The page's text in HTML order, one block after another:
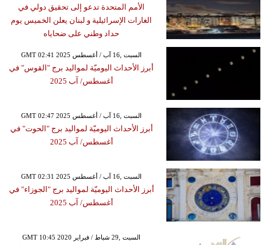
الأمم المتحدة تدعو إلى تحقيق دولي في
الغارات الإسرائيلية و لبنان يعلن الخميس يوم
حداد وطني على ضحاياه
GMT 02:41 2025 السبت ,16 آب / أغسطس
أبرز الأحداث اليوميّة لمواليد برج "القوس" في
أغسطس/ آب 2025
GMT 02:47 2025 السبت ,16 آب / أغسطس
أبرز الأحداث اليوميّة لمواليد برج "الحوت" في
أغسطس/ آب 2025
GMT 02:31 2025 السبت ,16 آب / أغسطس
أبرز الأحداث اليوميّة لمواليد برج "الجوزاء" في
أغسطس/ آب 2025
GMT 10:45 2020 السبت ,29 شباط / فبراير